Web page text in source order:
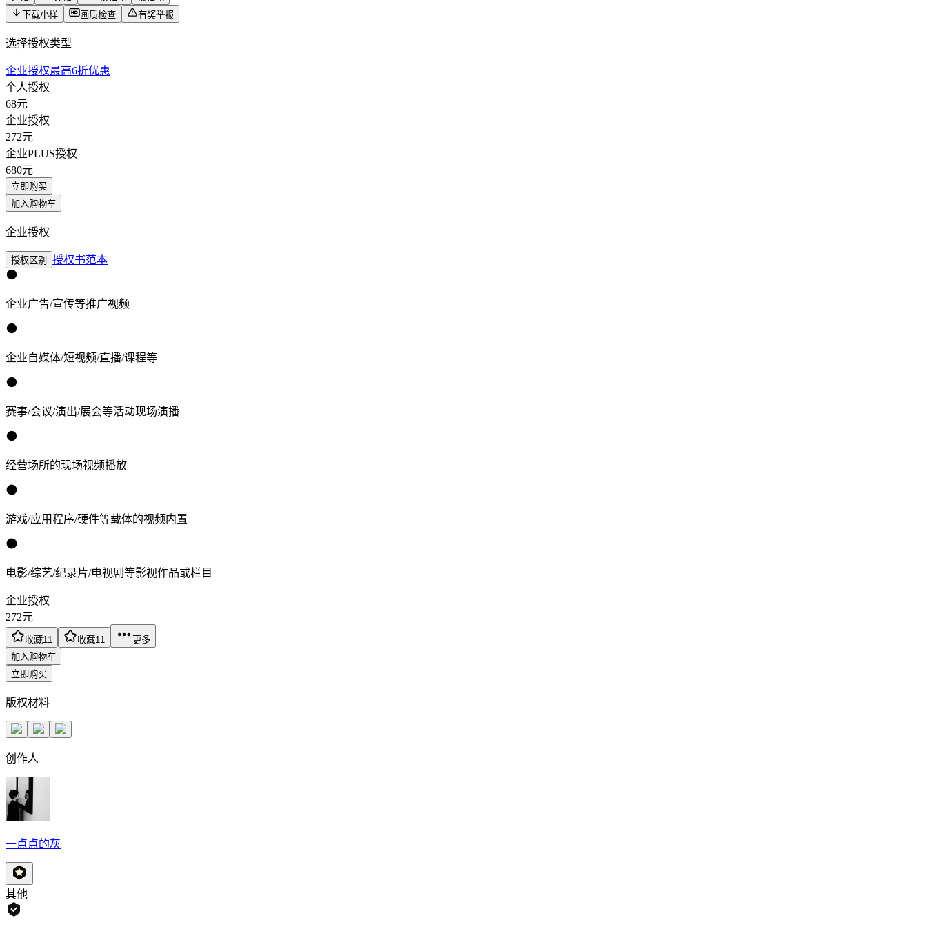
下载小样
画质检查 有奖举报
选择授权类型
企业授权最高6折优惠
个人授权
68元
企业授权
272元
企业PLUS授权
680元
立即购买
加入购物车
企业授权
授权区别 授权书范本
企业广告/宣传等推广视频
企业自媒体/短视频/直播/课程等
赛事/会议/演出/展会等活动现场演播
经营场所的现场视频播放
游戏/应用程序/硬件等载体的视频内置
电影/综艺/纪录片/电视剧等影视作品或栏目
企业授权
272元
收藏11 收藏11
更多
加入购物车
立即购买
版权材料
创作人
一点点的灰
其他